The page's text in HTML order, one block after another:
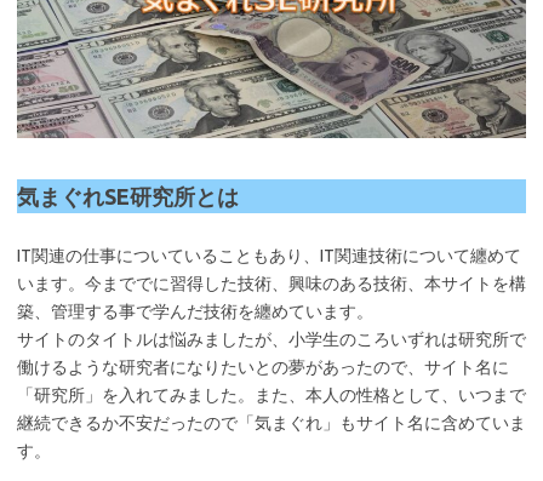
気まぐれSE研究所とは
IT関連の仕事についていることもあり、IT関連技術について纏めて
います。今まででに習得した技術、興味のある技術、本サイトを構
築、管理する事で学んだ技術を纏めています。
サイトのタイトルは悩みましたが、小学生のころいずれは研究所で
働けるような研究者になりたいとの夢があったので、サイト名に
「研究所」を入れてみました。また、本人の性格として、いつまで
継続できるか不安だったので「気まぐれ」もサイト名に含めていま
す。